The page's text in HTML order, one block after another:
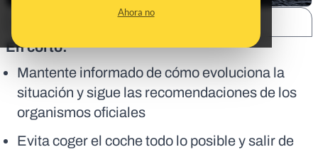
Ahora no
En corto:
Mantente informado de cómo evoluciona la
situación y sigue las recomendaciones de los
organismos oficiales
Evita coger el coche todo lo posible y salir de